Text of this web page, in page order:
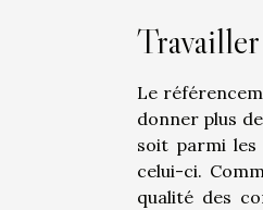
Le
donner plus
soit parmi les
celui-ci.
qualité des